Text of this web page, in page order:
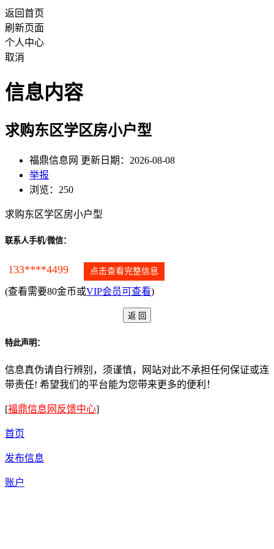
返回首页
刷新页面
个人中心
取消
信息内容
求购东区学区房小户型
福鼎信息网 更新日期：2026-08-08
举报
浏览：250
求购东区学区房小户型
联系人手机/微信：
133****4499 点击查看完整信息
(查看需要80金币或VIP会员可查看)
特此声明：
信息真伪请自行辨别，须谨慎，网站对此不承担任何保证或连
带责任! 希望我们的平台能为您带来更多的便利！
[福鼎信息网反馈中心]
首页
发布信息
账户